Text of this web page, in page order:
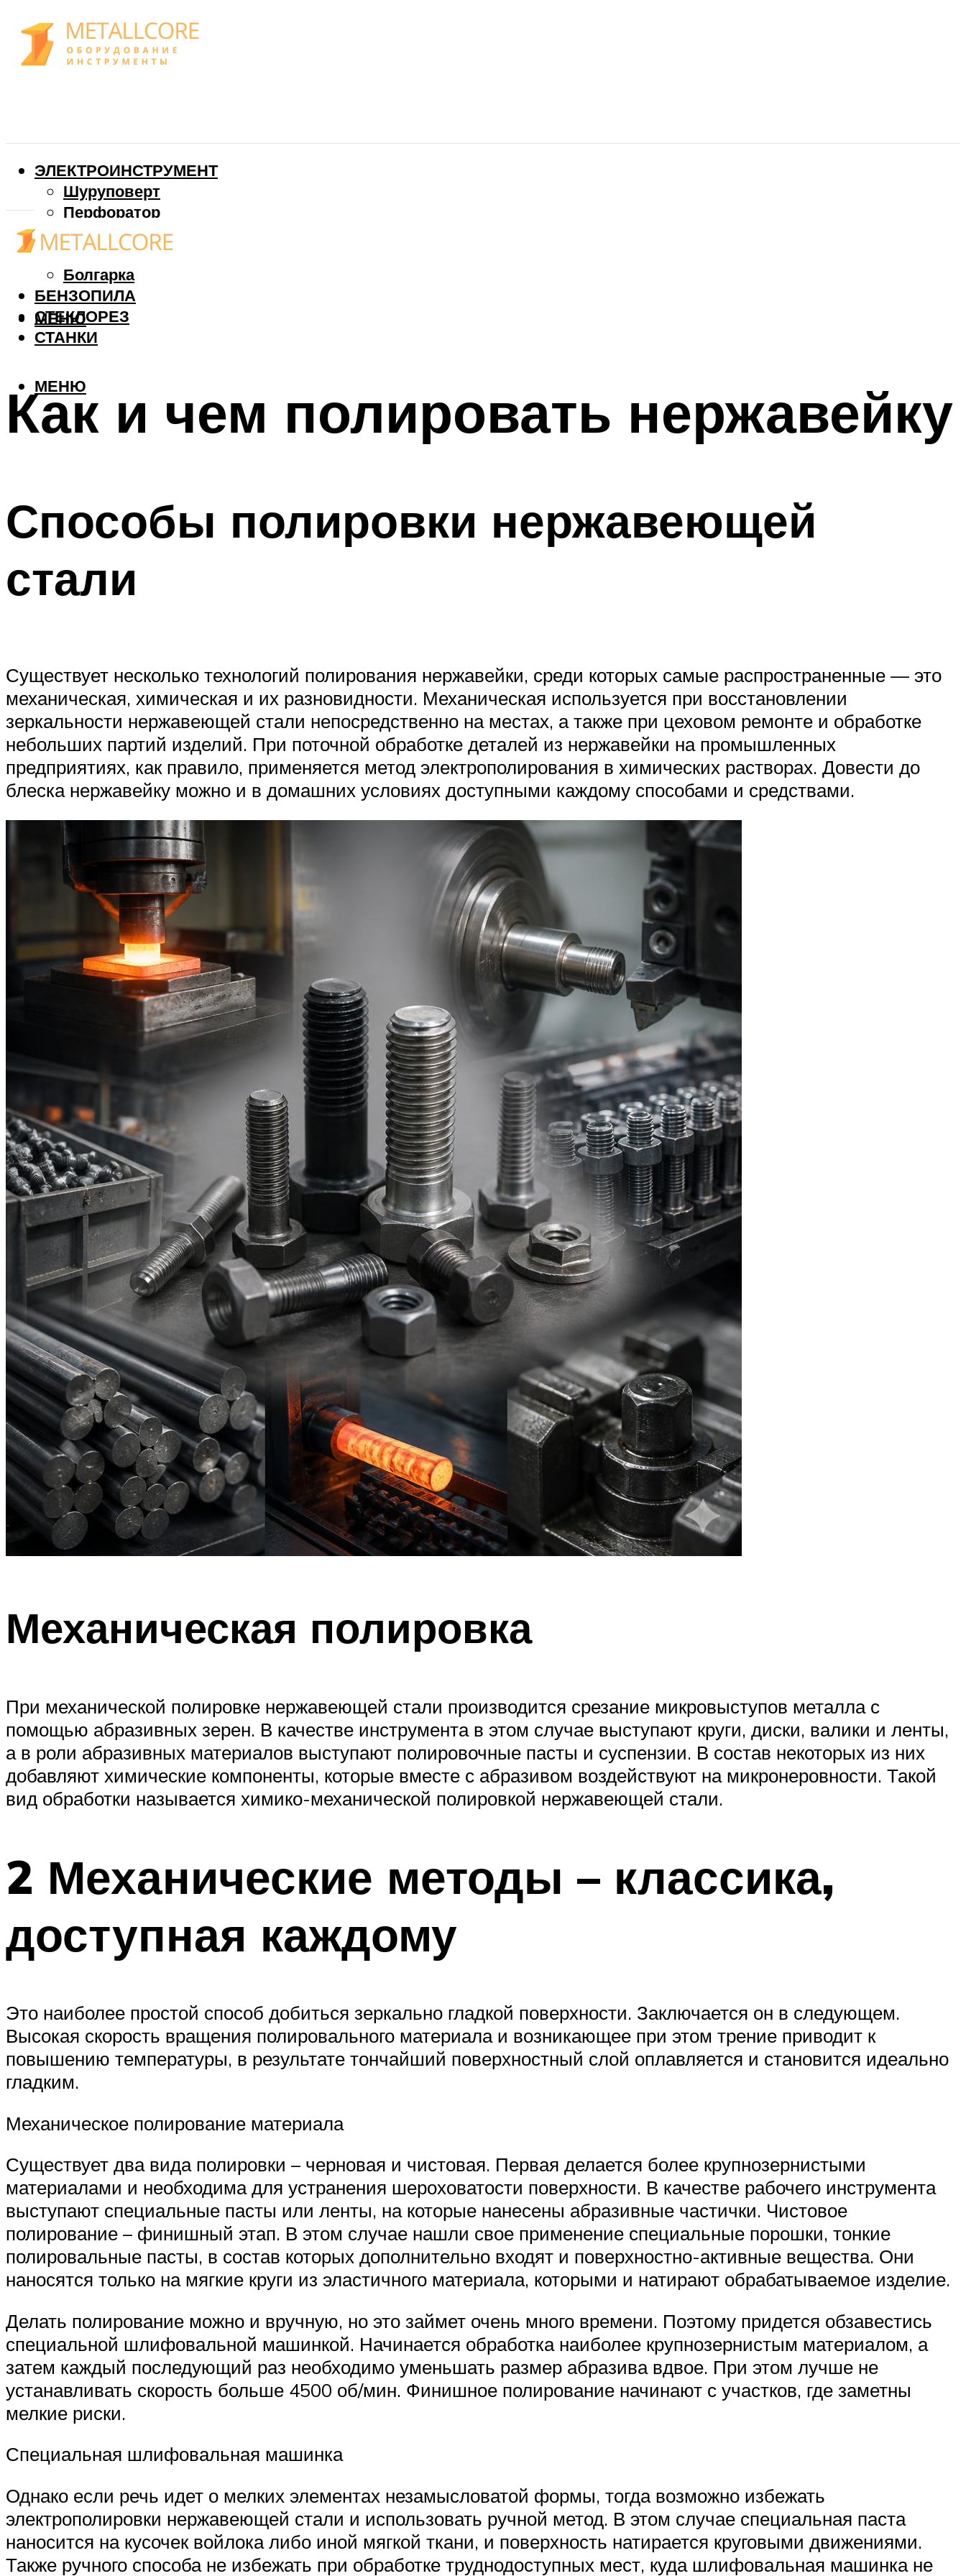
ЭЛЕКТРОИНСТРУМЕНТ
Шуруповерт
Перфоратор
Дрель
Фрезер
Болгарка
БЕНЗОПИЛА
СТЕКЛОРЕЗ
СТАНКИ
МЕНЮ
МЕНЮ
Как и чем полировать нержавейку
Способы полировки нержавеющей
стали
Существует несколько технологий полирования нержавейки, среди которых самые распространенные — это
механическая, химическая и их разновидности. Механическая используется при восстановлении
зеркальности нержавеющей стали непосредственно на местах, а также при цеховом ремонте и обработке
небольших партий изделий. При поточной обработке деталей из нержавейки на промышленных
предприятиях, как правило, применяется метод электрополирования в химических растворах. Довести до
блеска нержавейку можно и в домашних условиях доступными каждому способами и средствами.
Механическая полировка
При механической полировке нержавеющей стали производится срезание микровыступов металла с
помощью абразивных зерен. В качестве инструмента в этом случае выступают круги, диски, валики и ленты,
а в роли абразивных материалов выступают полировочные пасты и суспензии. В состав некоторых из них
добавляют химические компоненты, которые вместе с абразивом воздействуют на микронеровности. Такой
вид обработки называется химико-механической полировкой нержавеющей стали.
2 Механические методы – классика,
доступная каждому
Это наиболее простой способ добиться зеркально гладкой поверхности. Заключается он в следующем.
Высокая скорость вращения полировального материала и возникающее при этом трение приводит к
повышению температуры, в результате тончайший поверхностный слой оплавляется и становится идеально
гладким.
Механическое полирование материала
Существует два вида полировки – черновая и чистовая. Первая делается более крупнозернистыми
материалами и необходима для устранения шероховатости поверхности. В качестве рабочего инструмента
выступают специальные пасты или ленты, на которые нанесены абразивные частички. Чистовое
полирование – финишный этап. В этом случае нашли свое применение специальные порошки, тонкие
полировальные пасты, в состав которых дополнительно входят и поверхностно-активные вещества. Они
наносятся только на мягкие круги из эластичного материала, которыми и натирают обрабатываемое изделие.
Делать полирование можно и вручную, но это займет очень много времени. Поэтому придется обзавестись
специальной шлифовальной машинкой. Начинается обработка наиболее крупнозернистым материалом, а
затем каждый последующий раз необходимо уменьшать размер абразива вдвое. При этом лучше не
устанавливать скорость больше 4500 об/мин. Финишное полирование начинают с участков, где заметны
мелкие риски.
Специальная шлифовальная машинка
Однако если речь идет о мелких элементах незамысловатой формы, тогда возможно избежать
электрополировки нержавеющей стали и использовать ручной метод. В этом случае специальная паста
наносится на кусочек войлока либо иной мягкой ткани, и поверхность натирается круговыми движениями.
Также ручного способа не избежать при обработке труднодоступных мест, куда шлифовальная машинка не